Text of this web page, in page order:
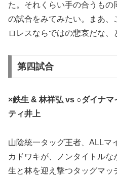
た。それくらい手の合うもの
の試合をみてみたい。まあ
ロレスならではの悲哀だな、
第四試合
×鉄生 & 林祥弘 vs ○ダイナ
ティ井上
山陰統一タッグ王者、ALL
カドワキが、ノンタイトル
生と林を迎え撃つタッグマッ